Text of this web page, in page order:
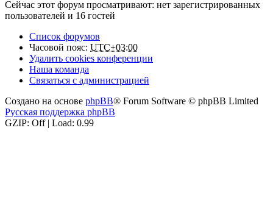
Сейчас этот форум просматривают: нет зарегистрированных
пользователей и 16 гостей
Список форумов
Часовой пояс: UTC+03:00
Удалить cookies конференции
Наша команда
Связаться с администрацией
Создано на основе phpBB® Forum Software © phpBB Limited
Русская поддержка phpBB
GZIP: Off | Load: 0.99